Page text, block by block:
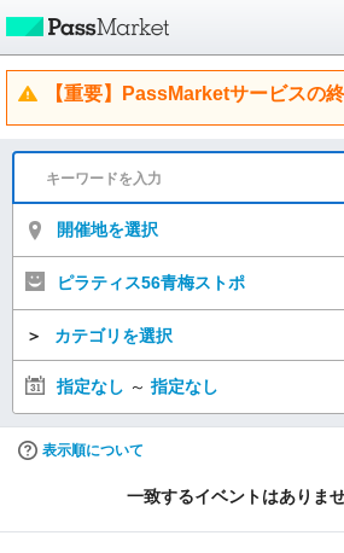
【重要】PassMarketサービスの
開催地を選択
ピラティス56青梅ストポ
＞ カテゴリを選択
指定なし ～ 指定なし
表示順について
一致するイベントはありま